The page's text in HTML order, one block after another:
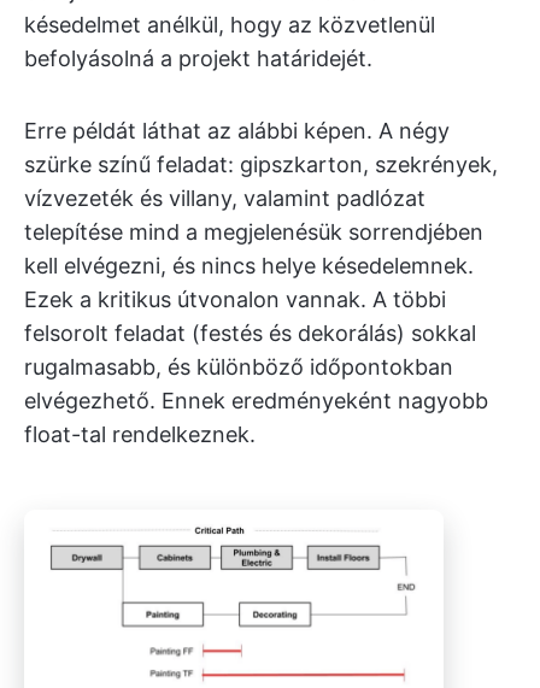
késedelmet anélkül, hogy az közvetlenül
befolyásolná a projekt határidejét.
Erre példát láthat az alábbi képen. A négy
szürke színű feladat: gipszkarton, szekrények,
vízvezeték és villany, valamint padlózat
telepítése mind a megjelenésük sorrendjében
kell elvégezni, és nincs helye késedelemnek.
Ezek a kritikus útvonalon vannak. A többi
felsorolt feladat (festés és dekorálás) sokkal
rugalmasabb, és különböző időpontokban
elvégezhető. Ennek eredményeként nagyobb
float-tal rendelkeznek.